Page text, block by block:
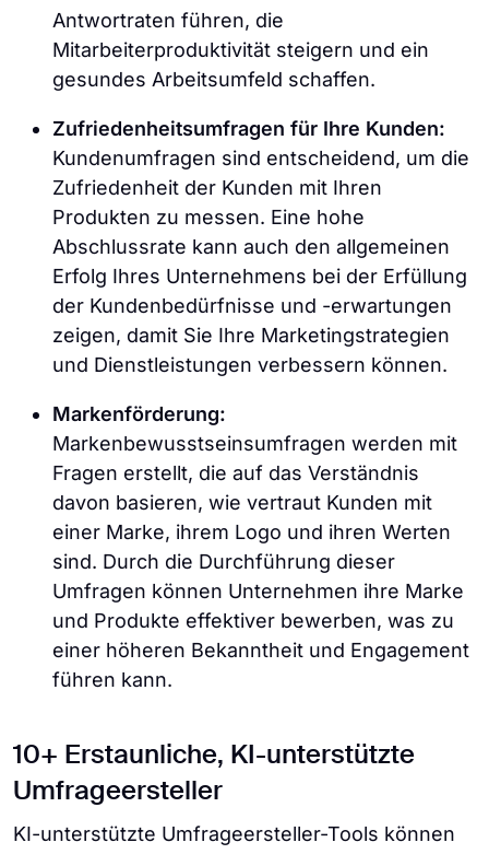
Antwortraten führen, die
Mitarbeiterproduktivität steigern und ein
gesundes Arbeitsumfeld schaffen.
Zufriedenheitsumfragen für Ihre Kunden:
Kundenumfragen sind entscheidend, um die
Zufriedenheit der Kunden mit Ihren
Produkten zu messen. Eine hohe
Abschlussrate kann auch den allgemeinen
Erfolg Ihres Unternehmens bei der Erfüllung
der Kundenbedürfnisse und -erwartungen
zeigen, damit Sie Ihre Marketingstrategien
und Dienstleistungen verbessern können.
Markenförderung:
Markenbewusstseinsumfragen werden mit
Fragen erstellt, die auf das Verständnis
davon basieren, wie vertraut Kunden mit
einer Marke, ihrem Logo und ihren Werten
sind. Durch die Durchführung dieser
Umfragen können Unternehmen ihre Marke
und Produkte effektiver bewerben, was zu
einer höheren Bekanntheit und Engagement
führen kann.
10+ Erstaunliche, KI-unterstützte
Umfrageersteller
KI-unterstützte Umfrageersteller-Tools können